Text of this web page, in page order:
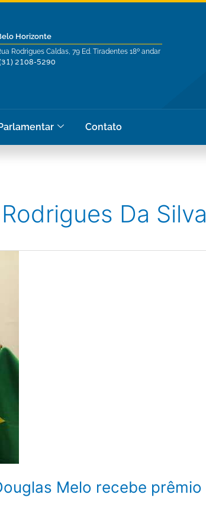
Horizonte
Rodrigues Caldas, 79 Ed. Tiradentes 18º andar
2108-5290
Contato
Da Silva
Melo recebe prêmio